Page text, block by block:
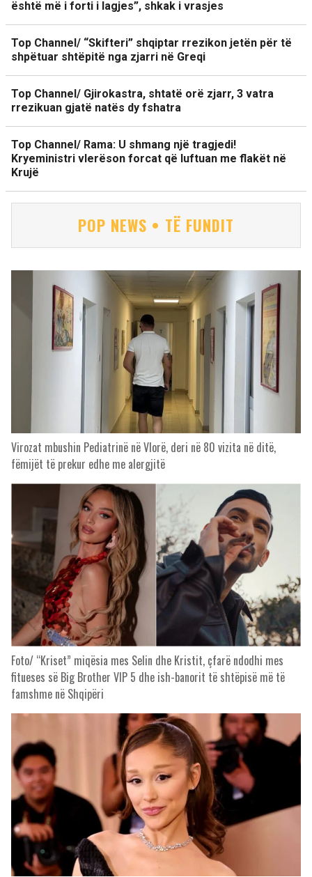
është më i forti i lagjes”, shkak i vrasjes
Top Channel/ “Skifteri” shqiptar rrezikon jetën për të
shpëtuar shtëpitë nga zjarri në Greqi
Top Channel/ Gjirokastra, shtatë orë zjarr, 3 vatra
rrezikuan gjatë natës dy fshatra
Top Channel/ Rama: U shmang një tragjedi!
Kryeministri vlerëson forcat që luftuan me flakët në
Krujë
POP NEWS • TË FUNDIT
Virozat mbushin Pediatrinë në Vlorë, deri në 80 vizita në ditë,
fëmijët të prekur edhe me alergjitë
Foto/ “Kriset” miqësia mes Selin dhe Kristit, çfarë ndodhi mes
fitueses së Big Brother VIP 5 dhe ish-banorit të shtëpisë më të
famshme në Shqipëri